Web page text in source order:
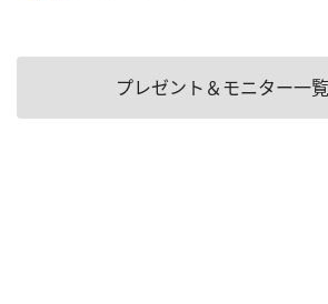
プレゼント＆モニター一